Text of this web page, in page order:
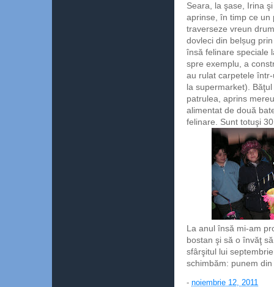
Seara, la şase, Irina
aprinse, în timp ce un
traverseze vreun
dovleci din belșug
însă felinare speciale
spre exemplu, a
au rulat carpetele
la supermarket).
patrulea, aprins
alimentat de două
felinare. Sunt totuşi
La anul însă mi-am
bostan şi să o învăţ
sfârşitul lui
schimbăm: punem
- noiembrie 12, 2011